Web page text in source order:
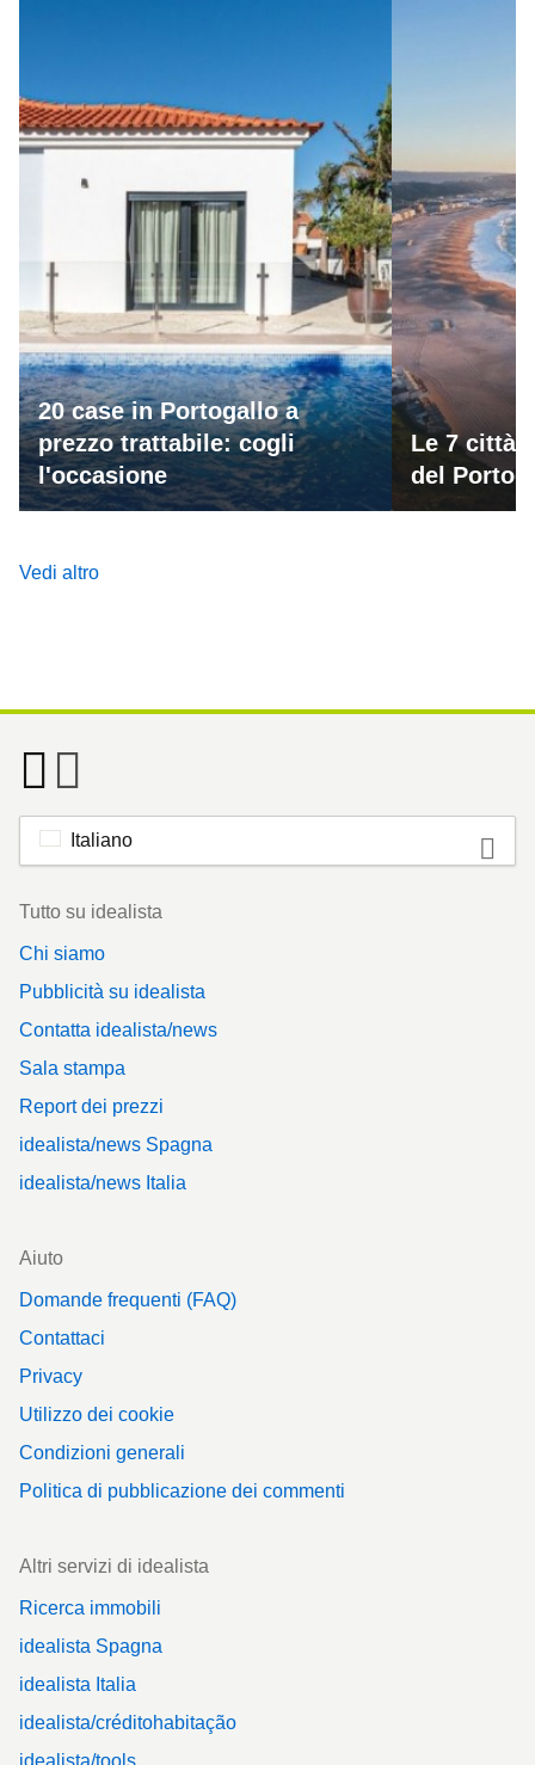
20 case in Portogallo a
prezzo trattabile: cogli
l'occasione
Le 7 città
del
Vedi altro
Italiano
Footer
Tutto su idealista
Chi siamo
Pubblicità su idealista
Contatta idealista/news
Sala stampa
Report dei prezzi
idealista/news Spagna
idealista/news Italia
Aiuto
Domande frequenti (FAQ)
Contattaci
Privacy
Utilizzo dei cookie
Condizioni generali
Politica di pubblicazione dei commenti
Altri servizi di idealista
Ricerca immobili
idealista Spagna
idealista Italia
idealista/créditohabitação
idealista/tools